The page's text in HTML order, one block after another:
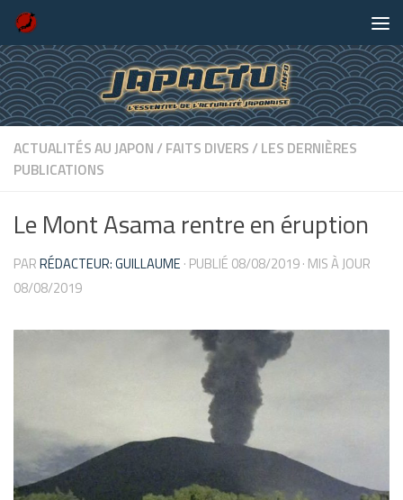
Skip to content
ACTUALITÉS AU JAPON/FAITS DIVERS/LES DERNIÈRES
PUBLICATIONS
Le Mont Asama rentre en éruption
PARRÉDACTEUR: GUILLAUME · PUBLIÉ 08/08/2019· MIS À JOUR
08/08/2019